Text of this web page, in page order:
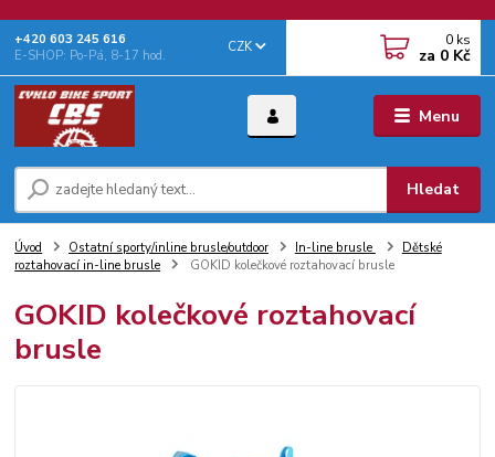
Menu
CZK
Hledat
+‭420 603 245 616‬
E-SHOP: Po-Pá, 8-17 hod.
0 ks
za 0 Kč
Úvod Ostatní sporty/inline brusle/outdoor In-line brusle
Dětské
roztahovací in-line brusle
GOKID kolečkové roztahovací brusle
GOKID kolečkové roztahovací
brusle